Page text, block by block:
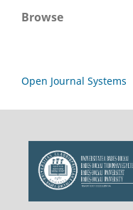
Browse
Open Journal Systems